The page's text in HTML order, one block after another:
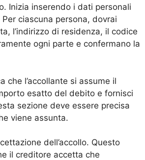
Inizia inserendo i dati personali
ciascuna persona, dovrai
l’indirizzo di residenza, il codice
ogni parte e confermano la
che l’accollante si assume il
esatto del debito e fornisci
sezione deve essere precisa
viene assunta.
dell’accollo. Questo
il creditore accetta che